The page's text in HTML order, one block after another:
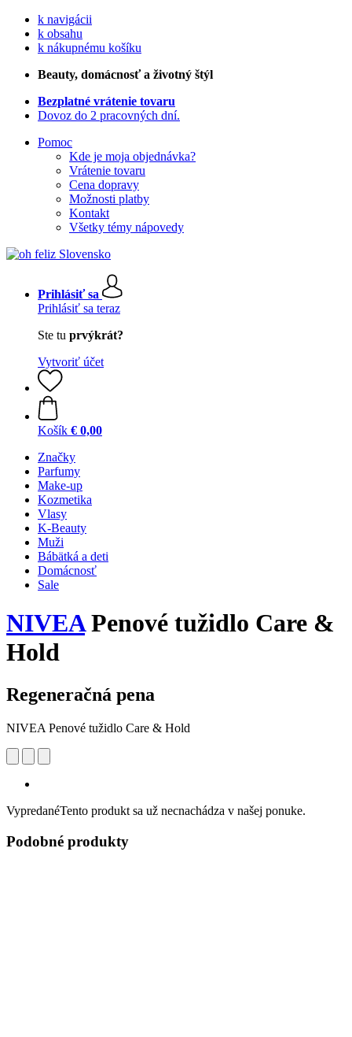
k navigácii
k obsahu
k nákupnému košíku
Beauty, domácnosť a životný štýl
Bezplatné vrátenie tovaru
Dovoz do 2 pracovných dní.
Pomoc
Kde je moja objednávka?
Vrátenie tovaru
Cena dopravy
Možnosti platby
Kontakt
Všetky témy nápovedy
Prihlásiť sa
Prihlásiť sa teraz
Ste tu prvýkrát?
Vytvoriť účet
Košík € 0,00
Značky
Parfumy
Make-up
Kozmetika
Vlasy
K-Beauty
Muži
Bábätká a deti
Domácnosť
Sale
NIVEAPenové tužidlo Care &
Hold
Regeneračná pena
NIVEA Penové tužidlo Care & Hold
VypredanéTento produkt sa už necnachádza v našej ponuke.
Podobné produkty